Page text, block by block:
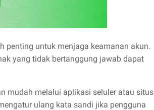
penting untuk menjaga keamanan akun.
yang tidak bertanggung jawab dapat
mudah melalui aplikasi seluler atau situs
ulang kata sandi jika pengguna